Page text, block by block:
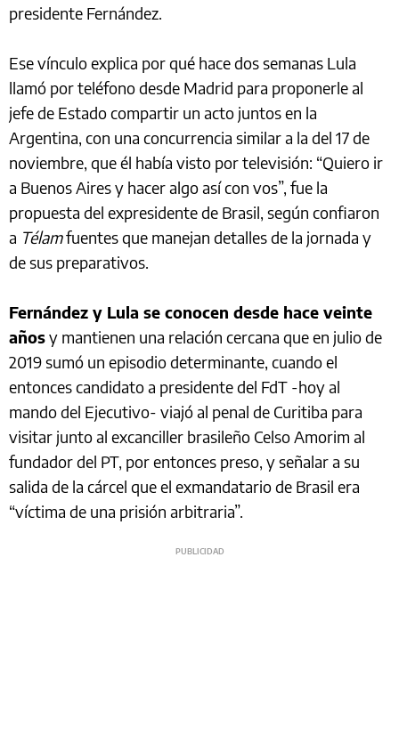
presidente Fernández.
Ese vínculo explica por qué hace dos semanas Lula
llamó por teléfono desde Madrid para proponerle al
jefe de Estado compartir un acto juntos en la
Argentina, con una concurrencia similar a la del 17 de
noviembre, que él había visto por televisión: “Quiero ir
a Buenos Aires y hacer algo así con vos”, fue la
propuesta del expresidente de Brasil, según confiaron
a Télamfuentes que manejan detalles de la jornada y
de sus preparativos.
Fernández y Lula se conocen desde hace veinte
añosy mantienen una relación cercana que en julio de
2019 sumó un episodio determinante, cuando el
entonces candidato a presidente del FdT -hoy al
mando del Ejecutivo- viajó al penal de Curitiba para
visitar junto al excanciller brasileño Celso Amorim al
fundador del PT, por entonces preso, y señalar a su
salida de la cárcel que el exmandatario de Brasil era
“víctima de una prisión arbitraria”.